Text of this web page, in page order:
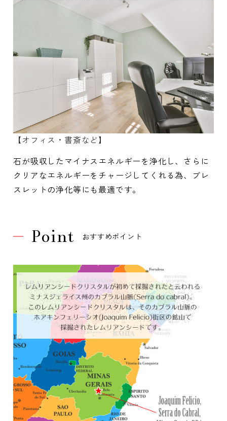
【オフィス・書斎など】
石が吸収したマイナスエネルギーを浄化し、さらに
クリアなエネルギーをチャージしてくれる為、ブレ
スレットの浄化等にも最適です。
Point おすすめポイント